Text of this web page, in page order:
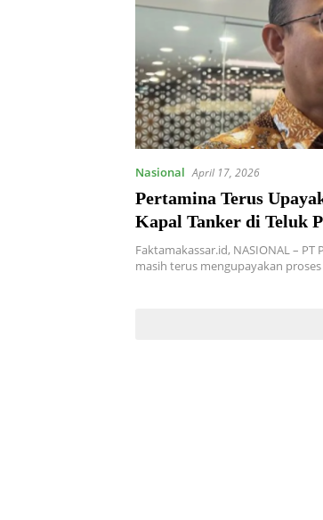
Nasional April 17, 2026
Pertamina Terus
Kapal Tanker di Teluk
Faktamakassar.id, NASIONAL –
masih terus mengupayakan